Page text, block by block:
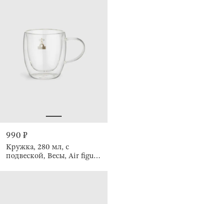
990 ₽
Кружка, 280 мл, с
подвеской, Весы, Air figure